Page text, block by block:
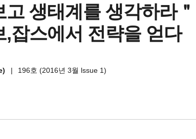
고 생태계를 생각하라＂
,잡스에서 전략을 얻다
| 196호 (2016년 3월 lssue 1)